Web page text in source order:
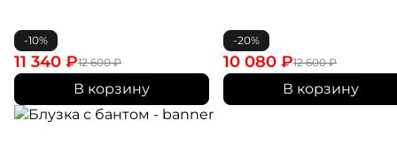
-10%
12 600₽
11 340 ₽
В корзину
-20%
12 600₽
10 080 ₽
В корзину